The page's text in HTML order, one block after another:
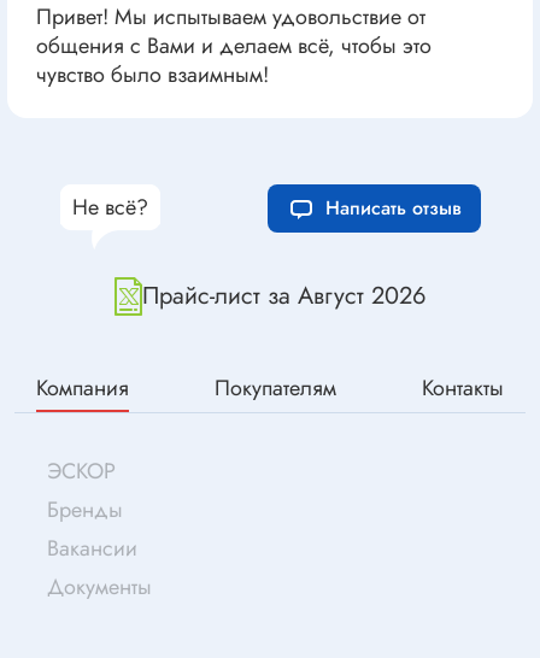
Привет! Мы испытываем удовольствие от
общения с Вами и делаем всё, чтобы это
чувство было взаимным!
Прайс-лист за Август 2026
Не всё? Написать отзыв
Компания Покупателям Контакты
ЭСКОР
Бренды
Вакансии
Документы